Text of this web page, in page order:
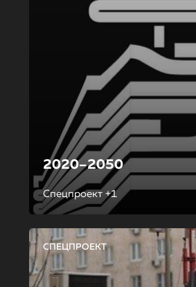
2020–2050
Спецпроект +1
СПЕЦПРОЕКТ